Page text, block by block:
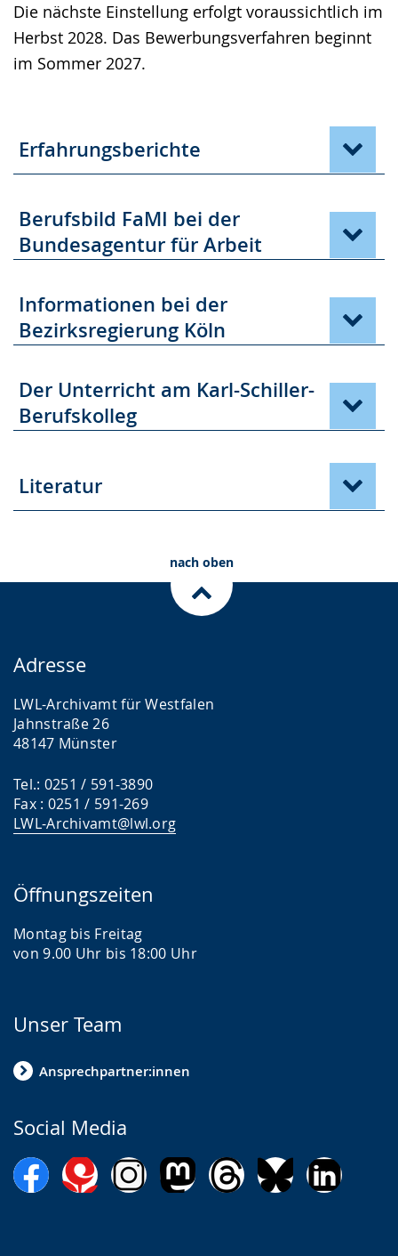
Die nächste Einstellung erfolgt voraussichtlich im
Herbst 2028. Das Bewerbungsverfahren beginnt
im Sommer 2027.
Erfahrungsberichte
Berufsbild FaMI bei der
Bundesagentur für Arbeit
Informationen bei der
Bezirksregierung Köln
Der Unterricht am Karl-Schiller-
Berufskolleg
Literatur
nach oben
Adresse
LWL-Archivamt für Westfalen
Jahnstraße 26
48147 Münster
Tel.: 0251 / 591-3890
Fax : 0251 / 591-269
LWL-Archivamt@lwl.org
Öffnungszeiten
Montag bis Freitag
von 9.00 Uhr bis 18:00 Uhr
Unser Team
Ansprechpartner:innen
Social Media